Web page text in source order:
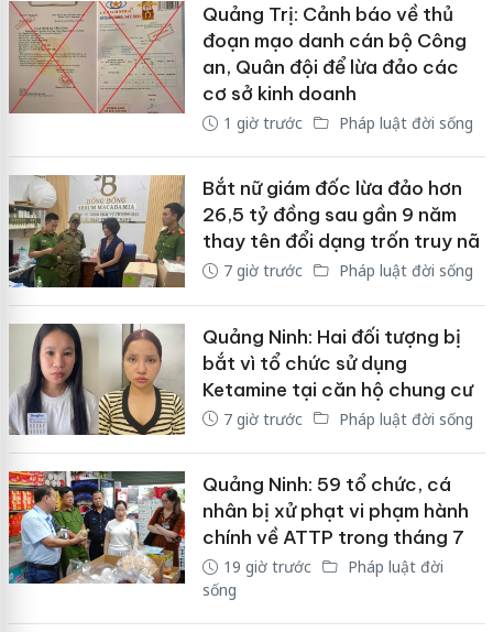
Quảng Trị: Cảnh báo về thủ
đoạn mạo danh cán bộ Công
an, Quân đội để lừa đảo các
cơ sở kinh doanh
1 giờ trước Pháp luật đời sống
Bắt nữ giám đốc lừa đảo hơn
26,5 tỷ đồng sau gần 9 năm
thay tên đổi dạng trốn truy nã
7 giờ trước Pháp luật đời sống
Quảng Ninh: Hai đối tượng bị
bắt vì tổ chức sử dụng
Ketamine tại căn hộ chung cư
7 giờ trước Pháp luật đời sống
Quảng Ninh: 59 tổ chức, cá
nhân bị xử phạt vi phạm hành
chính về ATTP trong tháng 7
19 giờ trước
Pháp luật đời
sống